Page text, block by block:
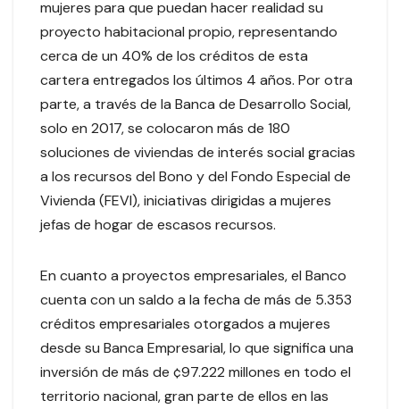
mujeres para que puedan hacer realidad su
proyecto habitacional propio, representando
cerca de un 40% de los créditos de esta
cartera entregados los últimos 4 años. Por otra
parte, a través de la Banca de Desarrollo Social,
solo en 2017, se colocaron más de 180
soluciones de viviendas de interés social gracias
a los recursos del Bono y del Fondo Especial de
Vivienda (FEVI), iniciativas dirigidas a mujeres
jefas de hogar de escasos recursos.
En cuanto a proyectos empresariales, el Banco
cuenta con un saldo a la fecha de más de 5.353
créditos empresariales otorgados a mujeres
desde su Banca Empresarial, lo que significa una
inversión de más de ¢97.222 millones en todo el
territorio nacional, gran parte de ellos en las